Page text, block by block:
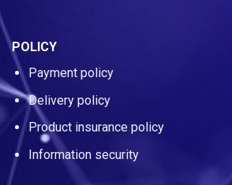
POLICY
Payment policy
Delivery policy
Product insurance policy
Information security